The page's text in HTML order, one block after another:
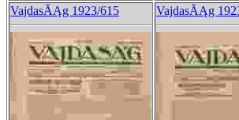
VajdasĂĄg 1923/615 VajdasĂĄg